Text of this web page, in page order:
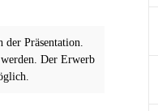
der Präsentation.
Der Erwerb